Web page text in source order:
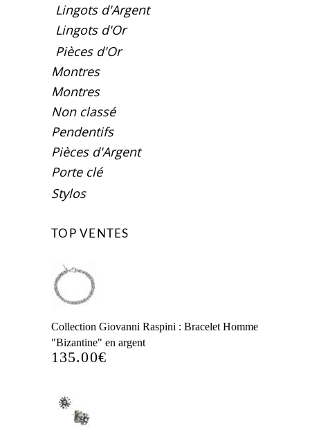
Lingots d'Argent
Lingots d'Or
Pièces d'Or
Montres
Montres
Non classé
Pendentifs
Pièces d'Argent
Porte clé
Stylos
TOP VENTES
Collection Giovanni Raspini : Bracelet Homme
"Bizantine" en argent
135.00€